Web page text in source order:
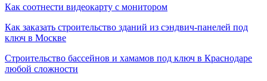
Как соотнести видеокарту с монитором
Как заказать строительство зданий из сэндвич-панелей под
ключ в Москве
Строительство бассейнов и хамамов под ключ в Краснодаре
любой сложности